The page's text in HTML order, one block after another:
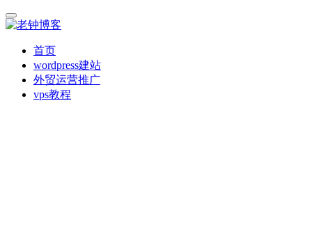
首页
wordpress建站
外贸运营推广
vps教程